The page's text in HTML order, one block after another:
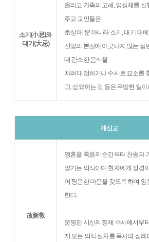
소기(小忌)와
대기(大忌)
올리고 가족의 고해, 영성체를 실
주교 교인들은
초상 때 뿐 아니라 소기, 대기 때
신앙의 본질에 어긋나지 않는 점
대 간소한 음식을
차려 대접하거나 수시로 묘소를
고, 성묘하는 것 등은 무방한 일
개신교
改新敎
영혼을 죽음의 순간부터 찬송과
맡기는 의식이며 환자에게 성경
어 평온한 마음을 갖도록 하여
한다.
운명한 시신의 정제 수시에서부
지 모든 의식 절차를 목사의 집례